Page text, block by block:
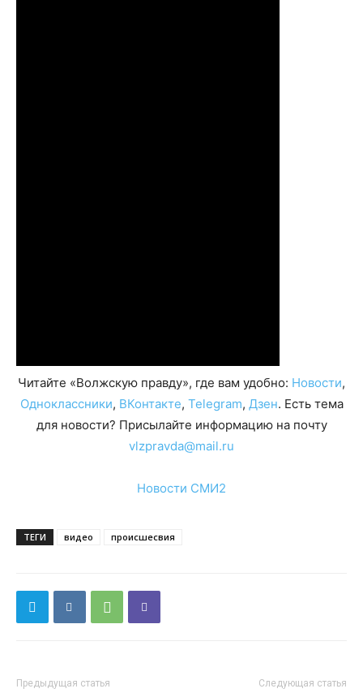
Читайте «Волжскую правду», где вам удобно: Новости,
Одноклассники, ВКонтакте, Telegram, Дзен. Есть тема
для новости? Присылайте информацию на почту
vlzpravda@mail.ru
Новости СМИ2
ТЕГИ видео происшесвия
Предыдущая статья Следующая статья